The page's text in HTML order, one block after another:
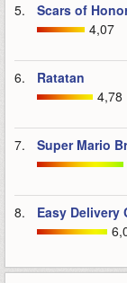
5.
Scars of
4,07
6.
Ratatan
4,78
7.
Super Mario
8.
Easy Delivery